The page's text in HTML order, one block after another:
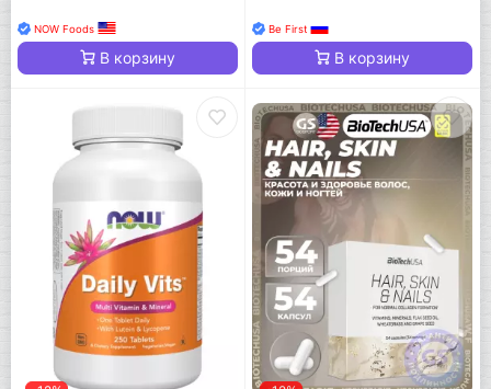
NOW Foods
В корзину
Be First
В корзину